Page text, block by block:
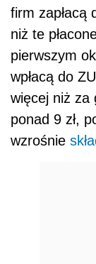
firm zapłacą
niż te
pierwszym
wpłacą do
więcej niż za
ponad 9 zł,
wzrośnie